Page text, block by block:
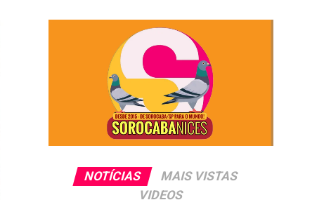
NOTÍCIAS
MAIS VISTAS
VIDEOS